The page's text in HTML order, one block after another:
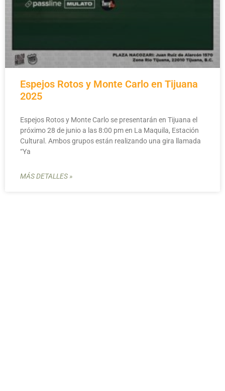
Espejos Rotos y Monte Carlo en Tijuana
2025
Espejos Rotos y Monte Carlo se presentarán en Tijuana el
próximo 28 de junio a las 8:00 pm en La Maquila, Estación
Cultural. Ambos grupos están realizando una gira llamada
“Ya
MÁS DETALLES »